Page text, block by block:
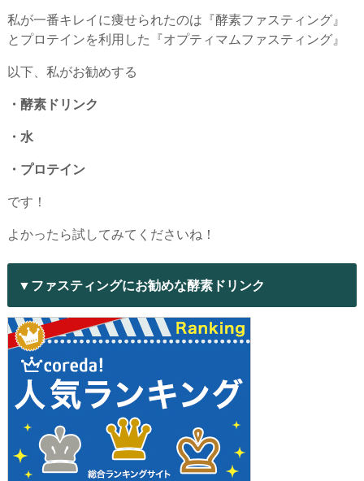
私が一番キレイに痩せられたのは『酵素ファスティング』
とプロテインを利用した『オプティマムファスティング』
以下、私がお勧めする
・酵素ドリンク
・水
・プロテイン
です！
よかったら試してみてくださいね！
▼ファスティングにお勧めな酵素ドリンク